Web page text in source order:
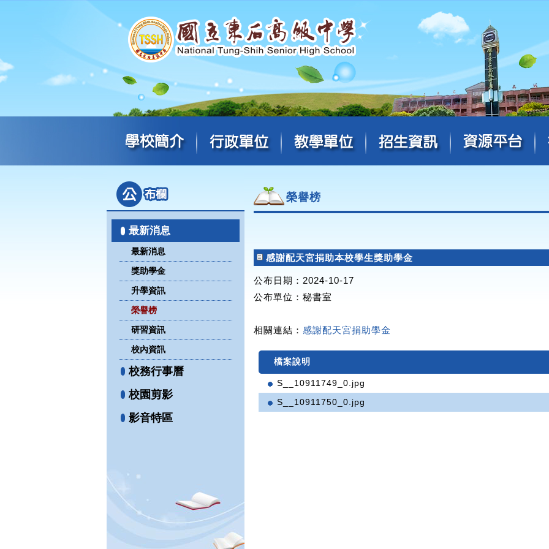
最新消息
最新消息
獎助學金
升學資訊
榮譽榜
研習資訊
校內資訊
校務行事曆
校園剪影
影音特區
榮譽榜
感謝配天宮捐助本校學生獎助學金
公布日期：2024-10-17
公布單位 ：秘書室
相關連結： 感謝配天宮捐助學金
檔案說明
S__10911749_0.jpg
S__10911750_0.jpg